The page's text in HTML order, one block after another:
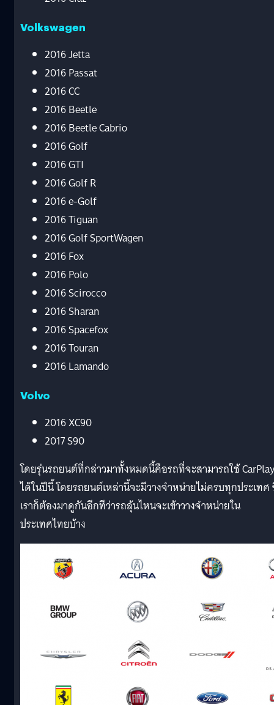
Volkswagen
2016 Jetta
2016 Passat
2016 CC
2016 Beetle
2016 Beetle Cabrio
2016 Golf
2016 GTI
2016 Golf R
2016 e-Golf
2016 Tiguan
2016 Golf SportWagen
2016 Fox
2016 Polo
2016 Scirocco
2016 Sharan
2016 Spacefox
2016 Touran
2016 Lamando
Volvo
2016 XC90
2017 S90
โดยรุ่นรถยนต์ที่กล่าวมาทั้งหมดนี้คือรถที่จะสามารถใช้
ได้ในปีนี้ โดยรถยนต์เหล่านี้จะมีวางจำหน่ายไม่ครบทุกประเทศ
เราก็ต้องมาดูกันอีกทีว่ารถลุ้นไหนจะเข้าวางจำหน่ายใน
ประเทศไทยบ้าง